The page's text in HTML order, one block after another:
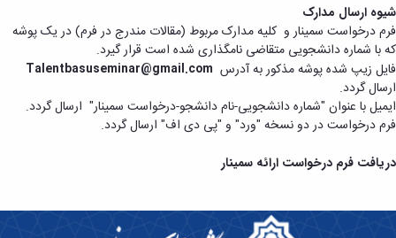
شیوه ارسال مدارک
فرم درخواست سمینار و کلیه مدارک مربوط (مقالات مندرج در فرم) در یک پوشه
که با شماره دانشجویی متقاضی نامگذاری شده است قرار گیرد.
فایل زیپ شده پوشه مذکور به آدرس Talentbasuseminar@gmail.com
ارسال گردد.
ایمیل با عنوان "شماره دانشجویی-نام دانشجو-درخواست سمینار" ارسال گردد.
فرم درخواست در دو نسخه "ورد" و "پی دی اف" ارسال گردد.
دریافت فرم درخواست ارائه سمینار